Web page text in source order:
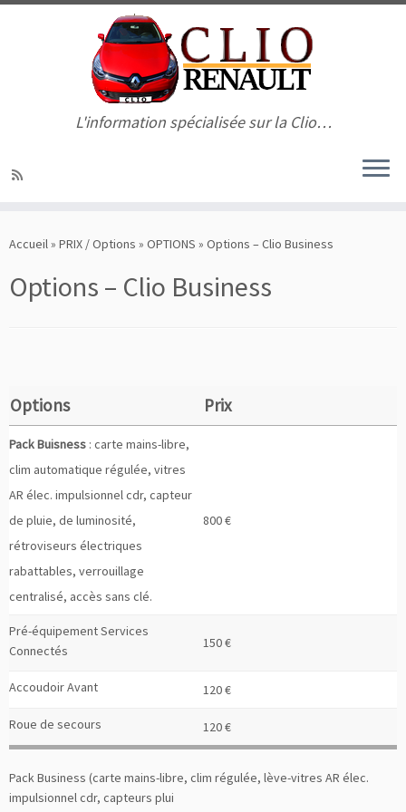
au
L'information spécialisée sur la Clio…
Accueil» PRIX / Options » OPTIONS » Options – Clio Business
Options – Clio Business
Options Prix
Pack Buisness : carte mains-libre,
clim automatique régulée, vitres
AR élec. impulsionnel cdr, capteur
de pluie, de luminosité,
rétroviseurs électriques
rabattables, verrouillage
centralisé, accès sans clé.
800 €
Pré-équipement Services
Connectés
150 €
Accoudoir Avant 120 €
Roue de secours 120 €
Pack Business (carte mains-libre, clim régulée, lève-vitres AR élec.
impulsionnel cdr, capteurs plui